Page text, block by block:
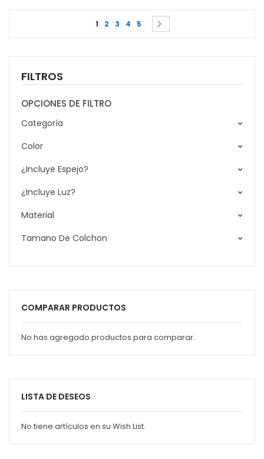
Page
You're currently reading page
1 Page
2 Page
3 Page
4 Page
5 Page
FILTROS
OPCIONES DE FILTRO
Categoría
Color
¿Incluye Espejo?
¿Incluye Luz?
Material
Tamano De Colchon
COMPARAR PRODUCTOS
No has agregado productos para comparar.
LISTA DE DESEOS
No tiene artículos en su Wish List.